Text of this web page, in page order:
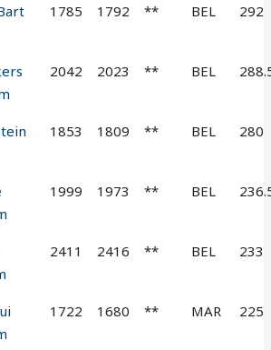
1785 1792 ** BEL 292
2042 2023 ** BEL
1853 1809 ** BEL 280
1999 1973 ** BEL
2411 2416 ** BEL 233
1722 1680 ** MAR 225